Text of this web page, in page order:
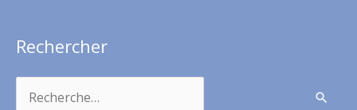
Rechercher